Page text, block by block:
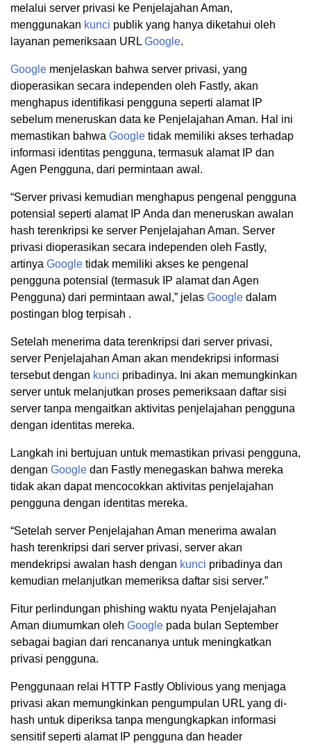
melalui server privasi ke Penjelajahan Aman,
menggunakan kunci publik yang hanya diketahui oleh
layanan pemeriksaan URL Google.
Google menjelaskan bahwa server privasi, yang
dioperasikan secara independen oleh Fastly, akan
menghapus identifikasi pengguna seperti alamat IP
sebelum meneruskan data ke Penjelajahan Aman. Hal ini
memastikan bahwa Google tidak memiliki akses terhadap
informasi identitas pengguna, termasuk alamat IP dan
Agen Pengguna, dari permintaan awal.
“Server privasi kemudian menghapus pengenal pengguna
potensial seperti alamat IP Anda dan meneruskan awalan
hash terenkripsi ke server Penjelajahan Aman. Server
privasi dioperasikan secara independen oleh Fastly,
artinya Google tidak memiliki akses ke pengenal
pengguna potensial (termasuk IP alamat dan Agen
Pengguna) dari permintaan awal,” jelas Google dalam
postingan blog terpisah .
Setelah menerima data terenkripsi dari server privasi,
server Penjelajahan Aman akan mendekripsi informasi
tersebut dengan kunci pribadinya. Ini akan memungkinkan
server untuk melanjutkan proses pemeriksaan daftar sisi
server tanpa mengaitkan aktivitas penjelajahan pengguna
dengan identitas mereka.
Langkah ini bertujuan untuk memastikan privasi pengguna,
dengan Google dan Fastly menegaskan bahwa mereka
tidak akan dapat mencocokkan aktivitas penjelajahan
pengguna dengan identitas mereka.
“Setelah server Penjelajahan Aman menerima awalan
hash terenkripsi dari server privasi, server akan
mendekripsi awalan hash dengan kunci pribadinya dan
kemudian melanjutkan memeriksa daftar sisi server.”
Fitur perlindungan phishing waktu nyata Penjelajahan
Aman diumumkan oleh Google pada bulan September
sebagai bagian dari rencananya untuk meningkatkan
privasi pengguna.
Penggunaan relai HTTP Fastly Oblivious yang menjaga
privasi akan memungkinkan pengumpulan URL yang di-
hash untuk diperiksa tanpa mengungkapkan informasi
sensitif seperti alamat IP pengguna dan header